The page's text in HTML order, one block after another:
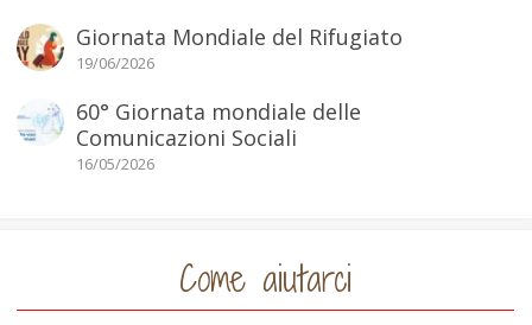
Giornata Mondiale del Rifugiato
19/06/2026
60° Giornata mondiale delle
Comunicazioni Sociali
16/05/2026
Come aiutarci